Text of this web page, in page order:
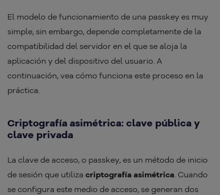
El modelo de funcionamiento de una passkey es muy
simple, sin embargo, depende completamente de la
compatibilidad del servidor en el que se aloja la
aplicación y del dispositivo del usuario. A
continuación, vea cómo funciona este proceso en la
práctica.
Criptografía asimétrica: clave pública y
clave privada
La clave de acceso, o passkey, es un método de inicio
de sesión que utiliza criptografía asimétrica. Cuando
se configura este medio de acceso, se generan dos